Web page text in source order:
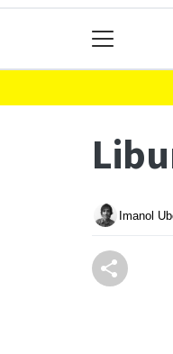
Imanol